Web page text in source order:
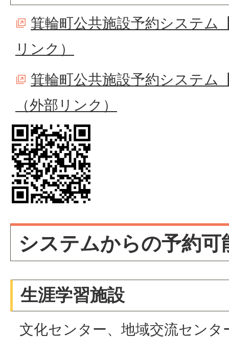
箕輪町公共施設予約システム
リンク）
箕輪町公共施設予約システム
（外部リンク）
システムからの予約可
生涯学習施設
文化センター、地域交流センタ